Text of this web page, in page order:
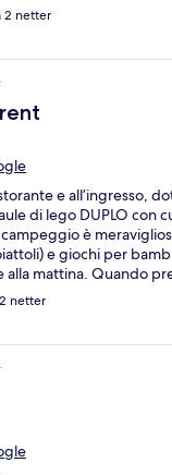
2 netter
e all’ingresso,
di lego DUPLO con
è
e giochi per
alla mattina. Quando
in più per il
i letti e disfarli. Ma il
netter